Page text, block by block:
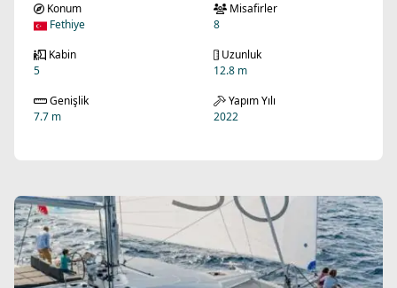
Konum
Fethiye
Misafirler
8
Kabin
5
Uzunluk
12.8 m
Genişlik
7.7 m
Yapım Yılı
2022